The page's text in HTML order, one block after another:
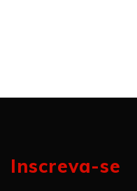
Inscreva-se